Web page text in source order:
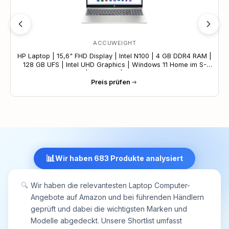
s), 1x USB-A 2.0 (480Mb/​s), 1x Klinke, 1x
Hohlbuchse (Netzanschluss)
ACCUWEIGHT
HP Laptop | 15,6" FHD Display | Intel N100 | 4 GB DDR4 RAM |
128 GB UFS | Intel UHD Graphics | Windows 11 Home im S-
Preis prüfen
📊Wir haben 683 Produkte analysiert
🔍 Wir haben die relevantesten Laptop Computer-
Angebote auf Amazon und bei führenden Händlern
geprüft und dabei die wichtigsten Marken und
Modelle abgedeckt. Unsere Shortlist umfasst